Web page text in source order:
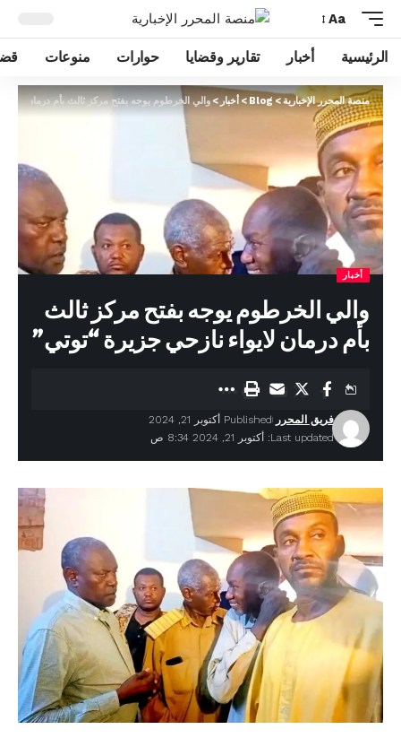
Aa
الرئيسية أخبار تقارير وقضايا حوارات منوعات
منصة المحرر الإخبارية>
Blog
>أخبار>والي الخرطوم يوجه بفتح مركز ثالث بأم درمان
أخبار
والي الخرطوم يوجه بفتح مركز ثالث
بأم درمان لايواء نازحي جزيرة “توتي”
Last updated: أكتوبر 21, 2024 8:34 ص
فريق المحرر Published أكتوبر 21, 2024